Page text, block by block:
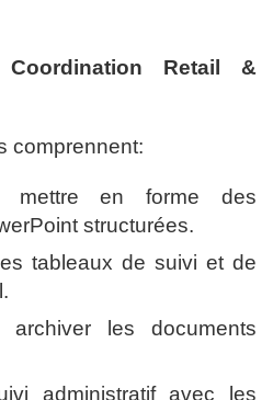
Retail &
comprennent:
mettre en forme des
structurées.
tableaux de suivi et de
archiver les documents
administratif avec les